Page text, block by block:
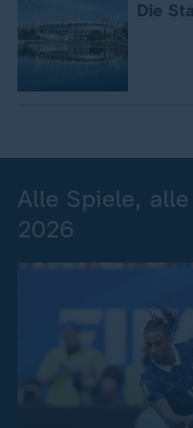
Die
Alle Spiele, alle
2026